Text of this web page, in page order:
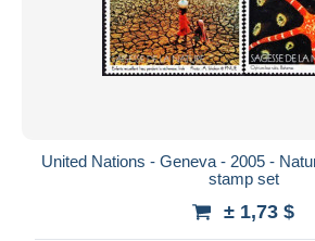
United Nations - Geneva - 2005 -
stamp set
± 1,73 $